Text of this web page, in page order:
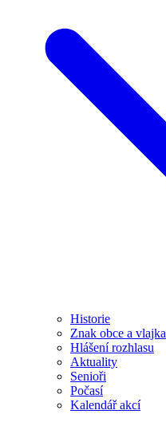
Historie
Znak obce a vlajka
Hlášení rozhlasu
Aktuality
Senioři
Počasí
Kalendář akcí